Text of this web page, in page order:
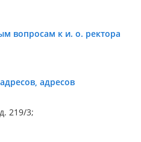
вопросам к и. о. ректора
адресов
219/3;